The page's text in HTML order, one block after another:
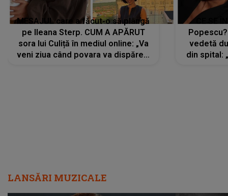
MESAJUL care a făcut-o să plângă
pe Ileana Sterp. CUM A APĂRUT
sora lui Culiță în mediul online: „Va
veni ziua când povara va dispărea,
vedetă
din spital:
LANSĂRI MUZICALE